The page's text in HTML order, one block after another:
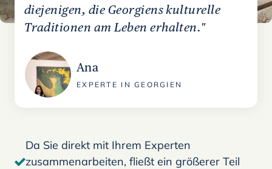
diejenigen, die Georgiens kulturelle
Traditionen am Leben erhalten."
Ana
EXPERTE IN GEORGIEN
Da Sie direkt mit Ihrem Experten
zusammenarbeiten, fließt ein größerer Teil